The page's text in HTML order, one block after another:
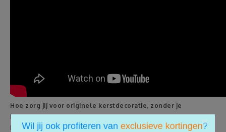
Hoe zorg jij voor originele kerstdecoratie, zonder je
bankrekening te plunderen?
Bronnen:
Christmaholic.nl,kreamade.blogspot.be,Green Your Day×